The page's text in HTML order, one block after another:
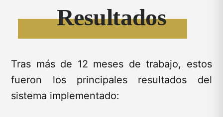
Resultados
Tras más de 12 meses de trabajo, estos
fueron los principales resultados del
sistema implementado: